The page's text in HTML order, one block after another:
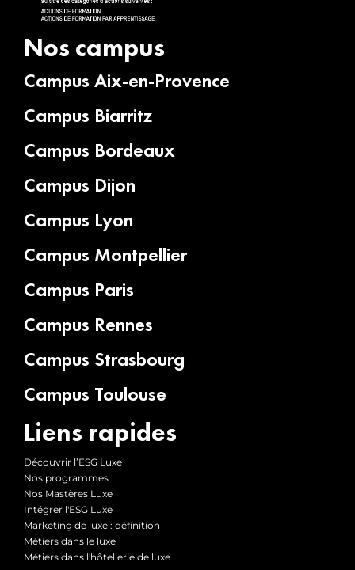
Nos campus
Campus Aix-en-Provence
Campus Biarritz
Campus Bordeaux
Campus Dijon
Campus Lyon
Campus Montpellier
Campus Paris
Campus Rennes
Campus Strasbourg
Campus Toulouse
Liens rapides
Découvrir l’ESG Luxe
Nos programmes
Nos Mastères Luxe
Intégrer l'ESG Luxe
Marketing de luxe : définition
Métiers dans le luxe
Métiers dans l'hôtellerie de luxe